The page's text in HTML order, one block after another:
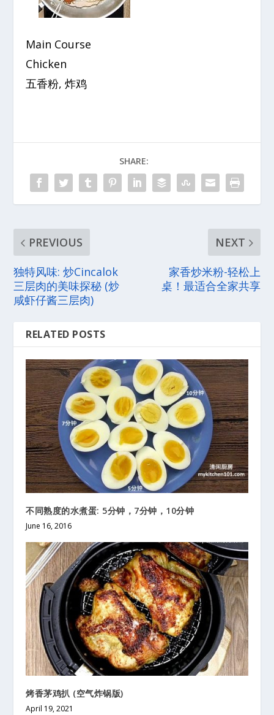
Main Course
Chicken
五香粉, 炸鸡
SHARE:
PREVIOUS
独特风味: 炒Cincalok
三层肉的美味探秘 (炒
咸虾仔酱三层肉)
NEXT
家香炒米粉-轻松上
桌！最适合全家共享
RELATED POSTS
不同熟度的水煮蛋: 5分钟，7分钟，10分钟
June 16, 2016
烤香茅鸡扒 (空气炸锅版)
April 19, 2021